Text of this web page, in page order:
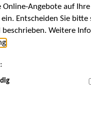
Künstler*innen
Angebote auf
Entscheiden Sie
Weitere